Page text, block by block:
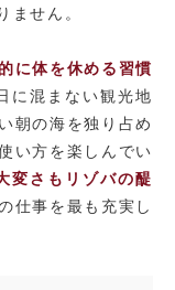
ません。
に体を休める習慣
に混まない観光地
朝の海を独り占め
い方を楽しんでい
変さもリゾバの醍
仕事を最も充実し